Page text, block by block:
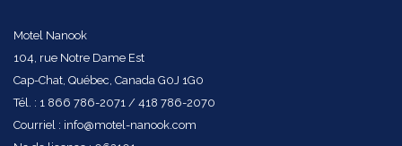
Motel Nanook
104, rue Notre Dame Est
Cap-Chat, Québec, Canada G0J 1G0
Tél. : 1 866 786-2071 / 418 786-2070
Courriel : info@motel-nanook.com